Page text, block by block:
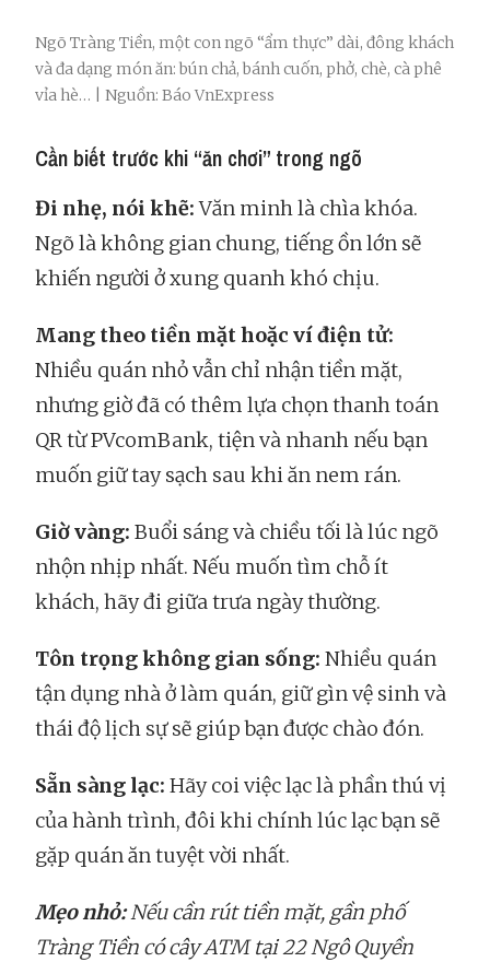
Ngõ Tràng Tiền, một con ngõ “ẩm thực” dài, đông khách
và đa dạng món ăn: bún chả, bánh cuốn, phở, chè, cà phê
vỉa hè… | Nguồn: Báo VnExpress
Cần biết trước khi “ăn chơi” trong ngõ
Đi nhẹ, nói khẽ:Văn minh là chìa khóa.
Ngõ là không gian chung, tiếng ồn lớn sẽ
khiến người ở xung quanh khó chịu.
Mang theo tiền mặt hoặc ví điện tử:
Nhiều quán nhỏ vẫn chỉ nhận tiền mặt,
nhưng giờ đã có thêm lựa chọn thanh toán
QR từ PVcomBank, tiện và nhanh nếu bạn
muốn giữ tay sạch sau khi ăn nem rán.
Giờ vàng: Buổi sáng và chiều tối là lúc ngõ
nhộn nhịp nhất. Nếu muốn tìm chỗ ít
khách, hãy đi giữa trưa ngày thường.
Tôn trọng không gian sống: Nhiều quán
tận dụng nhà ở làm quán, giữ gìn vệ sinh và
thái độ lịch sự sẽ giúp bạn được chào đón.
Sẵn sàng lạc: Hãy coi việc lạc là phần thú vị
của hành trình, đôi khi chính lúc lạc bạn sẽ
gặp quán ăn tuyệt vời nhất.
Mẹo nhỏ:Nếu cần rút tiền mặt, gần phố
Tràng Tiền có cây ATM tại 22 Ngô Quyền